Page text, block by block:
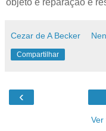
objeto e reparação e
Cezar de A Becker
Compartilhar
‹
Ver